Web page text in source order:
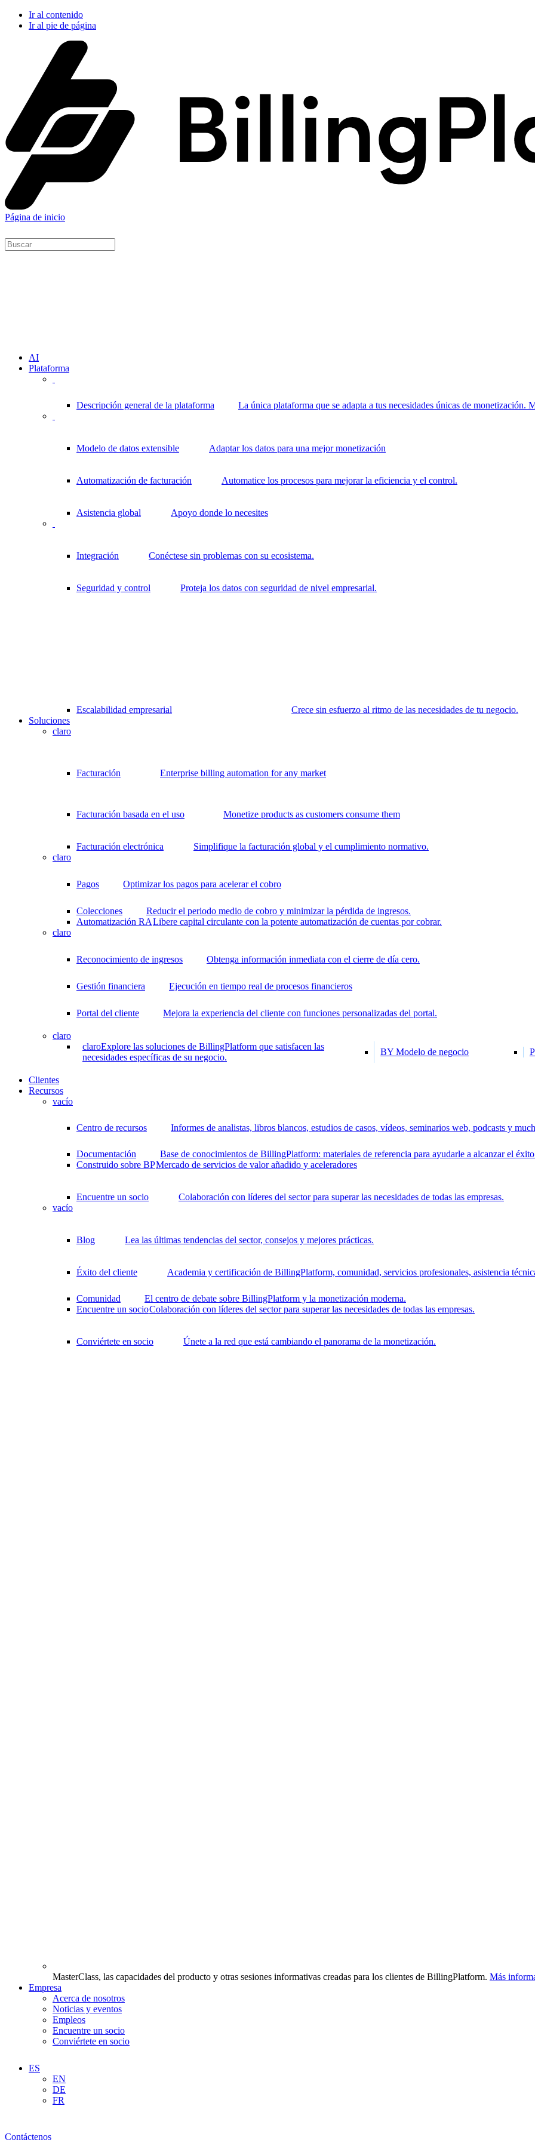
Ir al contenido
Ir al pie de página
Página de inicio
AI
Plataforma
Descripción general de la plataforma La única plataforma que se adapta a tus necesidades únicas de monetización.
Modelo de datos extensible Adaptar los datos para una mejor monetización
Automatización de facturación Automatice los procesos para mejorar la eficiencia y el control.
Asistencia global Apoyo donde lo necesites
Integración Conéctese sin problemas con su ecosistema.
Seguridad y control Proteja los datos con seguridad de nivel empresarial.
Escalabilidad empresarial
Crece sin esfuerzo al ritmo de las necesidades de tu negocio.
Soluciones
claro
Facturación Enterprise billing automation for any market
Facturación basada en el uso Monetize products as customers consume them
Facturación electrónica
Simplifique la facturación global y el cumplimiento normativo.
claro
Pagos Optimizar los pagos para acelerar el cobro
Colecciones
Reducir el periodo medio de cobro y minimizar la pérdida de ingresos.
Automatización RALibere capital circulante con la potente automatización de cuentas por cobrar.
claro
Reconocimiento de ingresos Obtenga información inmediata con el cierre de día cero.
Gestión financiera Ejecución en tiempo real de procesos financieros
Portal del cliente Mejora la experiencia del cliente con funciones personalizadas del portal.
claro
claroExplore las soluciones de BillingPlatform que satisfacen las
necesidades específicas de su negocio.
BY Modelo de negocio
Clientes
Recursos
vacío
Centro de recursos Informes de analistas, libros blancos, estudios de casos, vídeos, seminarios web, podcasts y
Documentación
Base de conocimientos de BillingPlatform: materiales de referencia para ayudarle a alcanzar el
Construido sobre BPMercado de servicios de valor añadido y aceleradores
Encuentre un socio
Colaboración con líderes del sector para superar las necesidades de todas las empresas.
vacío
Blog Lea las últimas tendencias del sector, consejos y mejores prácticas.
Éxito del cliente Academia y certificación de BillingPlatform, comunidad, servicios profesionales, asistencia
Comunidad
El centro de debate sobre BillingPlatform y la monetización moderna.
Encuentre un socioColaboración con líderes del sector para superar las necesidades de todas las empresas.
Conviértete en socio Únete a la red que está cambiando el panorama de la monetización.
MasterClass, las capacidades del producto y otras sesiones informativas creadas para los clientes de BillingPlatform. Más
Empresa
Acerca de nosotros
Noticias y eventos
Empleos
Encuentre un socio
Conviértete en socio
ES
EN
DE
FR
Contáctenos